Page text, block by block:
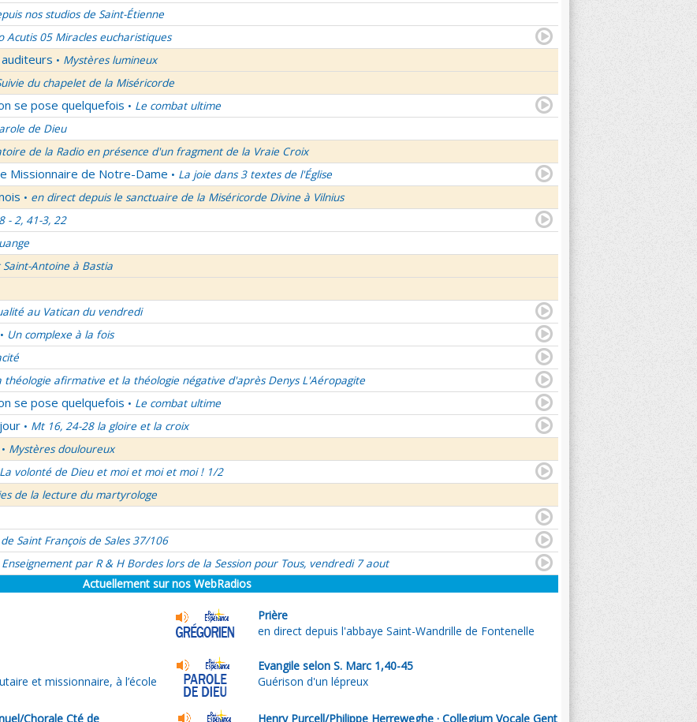
nos studios de Saint-Étienne
Acutis 05 Miracles eucharistiques
• Mystères lumineux
du chapelet de la Miséricorde
se pose quelquefois • Le combat ultime
de Dieu
de la Radio en présence d'un fragment de la Vraie Croix
Missionnaire de Notre-Dame • La joie dans 3 textes de l'Église
• en direct depuis le sanctuaire de la Miséricorde Divine à Vilnius
- 2, 41-3, 22
Antoine à Bastia
au Vatican du vendredi
• Un complexe à la fois
théologie afirmative et la théologie négative d'après Denys L'Aéropagite
se pose quelquefois • Le combat ultime
• Mt 16, 24-28 la gloire et la croix
• Mystères douloureux
La volonté de Dieu et moi et moi et moi ! 1/2
de la lecture du martyrologe
Saint François de Sales 37/106
Enseignement par R & H Bordes lors de la Session pour Tous, vendredi 7 aout
Actuellement sur nos WebRadios
Prière
en direct depuis l'abbaye Saint-Wandrille de Fontenelle
et missionnaire, à l’école
Evangile selon S. Marc 1,40-45
Guérison d'un lépreux
Chorale Cté de Henry Purcell/Philippe Herreweghe · Collegium Vocale Gent